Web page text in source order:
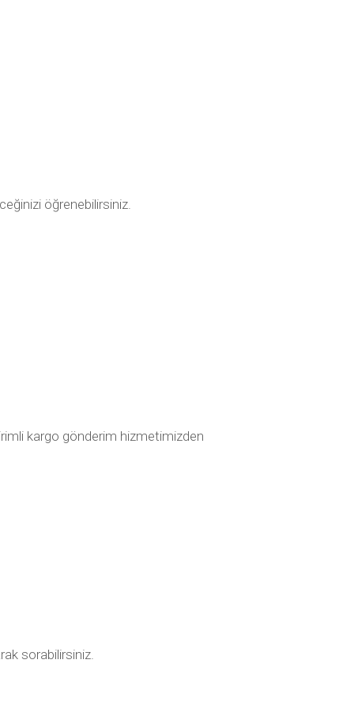
öğrenebilirsiniz.
kargo gönderim hizmetimizden
sorabilirsiniz.